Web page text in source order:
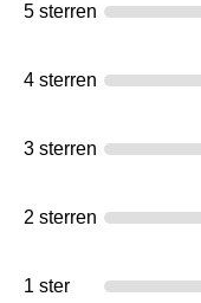
5 sterren
4 sterren
3 sterren
2 sterren
1 ster